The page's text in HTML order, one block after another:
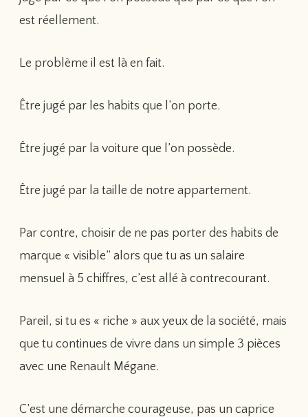
est réellement.
Le problème il est là en fait.
Être jugé par les habits que l’on porte.
Être jugé par la voiture que l’on possède.
Être jugé par la taille de notre appartement.
Par contre, choisir de ne pas porter des habits de
marque « visible” alors que tu as un salaire
mensuel à 5 chiffres, c’est allé à contrecourant.
Pareil, si tu es « riche » aux yeux de la société, mais
que tu continues de vivre dans un simple 3 pièces
avec une Renault Mégane.
C’est une démarche courageuse, pas un caprice